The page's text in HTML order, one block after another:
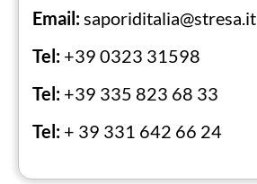
Email:saporiditalia@stresa.it
Tel: +39 0323 31598
Tel: +39 335 823 68 33
Tel: + 39 331 642 66 24